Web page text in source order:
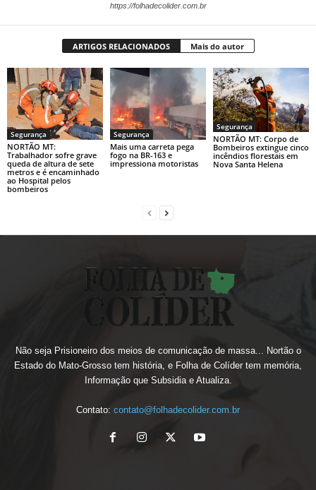
https://folhadecolider.com.br
ARTIGOS RELACIONADOS Mais do autor
Segurança
NORTÃO MT:
Trabalhador sofre grave
queda de altura de sete
metros e é encaminhado
ao Hospital pelos
bombeiros
Segurança
Mais uma carreta pega
fogo na BR-163 e
impressiona motoristas
Segurança
NORTÃO MT: Corpo de
Bombeiros extingue cinco
incêndios florestais em
Nova Santa Helena
Não seja Prisioneiro dos meios de comunicação de massa... Nortão o
Estado do Mato-Grosso tem história, e Folha de Colíder tem memória,
Informação que Subsidia e Atualiza.
Contato: contato@folhadecolider.com.br